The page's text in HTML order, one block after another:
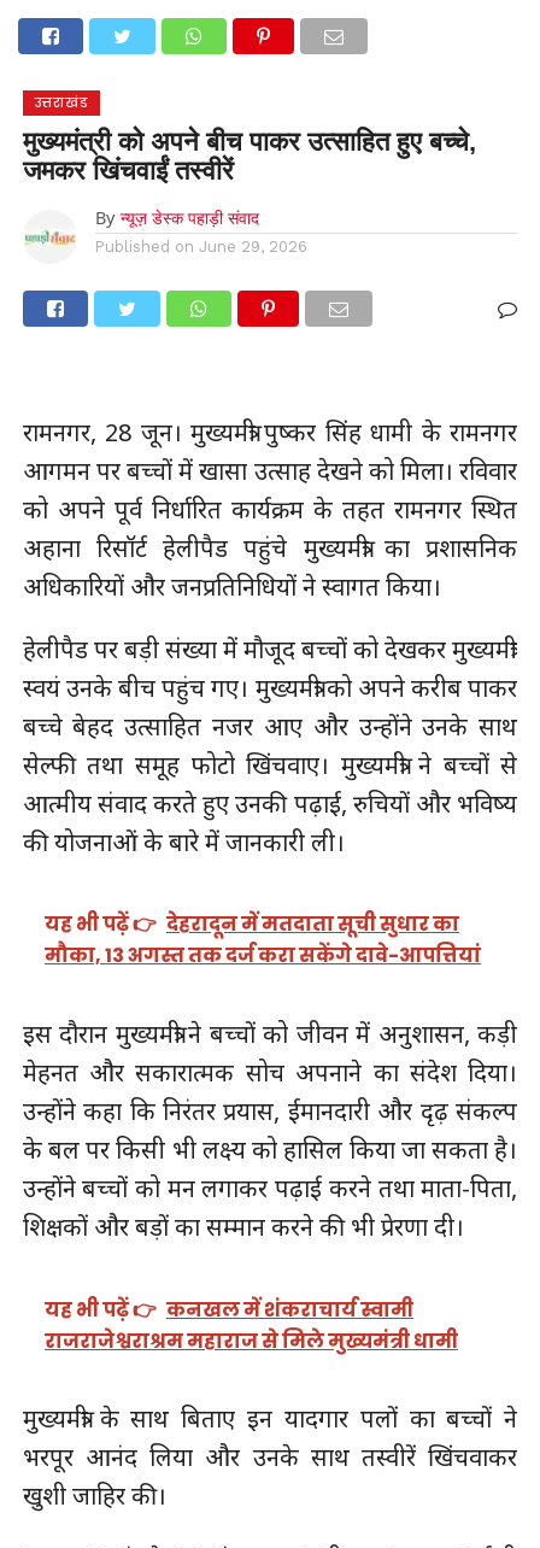
देहरादूननैनीताल
मनोरंजन
उत्तराखंड
मुख्यमंत्री को अपने बीच पाकर उत्साहित हुए बच्चे,
जमकर खिंचवाईं तस्वीरें
By न्यूज़ डेस्क पहाड़ी संवाद
Published on June 29, 2026
रामनगर, 28 जून। मुख्यमंत्री पुष्कर सिंह धामी के रामनगर
आगमन पर बच्चों में खासा उत्साह देखने को मिला। रविवार
को अपने पूर्व निर्धारित कार्यक्रम के तहत रामनगर स्थित
अहाना रिसॉर्ट हेलीपैड पहुंचे मुख्यमंत्री का प्रशासनिक
अधिकारियों और जनप्रतिनिधियों ने स्वागत किया।
हेलीपैड पर बड़ी संख्या में मौजूद बच्चों को देखकर मुख्यमंत्री
स्वयं उनके बीच पहुंच गए। मुख्यमंत्री को अपने करीब पाकर
बच्चे बेहद उत्साहित नजर आए और उन्होंने उनके साथ
सेल्फी तथा समूह फोटो खिंचवाए। मुख्यमंत्री ने बच्चों से
आत्मीय संवाद करते हुए उनकी पढ़ाई, रुचियों और भविष्य
की योजनाओं के बारे में जानकारी ली।
यह भी पढ़ें 👉 देहरादून में मतदाता सूची सुधार का
मौका, 13 अगस्त तक दर्ज करा सकेंगे दावे-आपत्तियां
इस दौरान मुख्यमंत्री ने बच्चों को जीवन में अनुशासन, कड़ी
मेहनत और सकारात्मक सोच अपनाने का संदेश दिया।
उन्होंने कहा कि निरंतर प्रयास, ईमानदारी और दृढ़ संकल्प
के बल पर किसी भी लक्ष्य को हासिल किया जा सकता है।
उन्होंने बच्चों को मन लगाकर पढ़ाई करने तथा माता-पिता,
शिक्षकों और बड़ों का सम्मान करने की भी प्रेरणा दी।
यह भी पढ़ें 👉 कनखल में शंकराचार्य स्वामी
राजराजेश्वराश्रम महाराज से मिले मुख्यमंत्री धामी
मुख्यमंत्री के साथ बिताए इन यादगार पलों का बच्चों ने
भरपूर आनंद लिया और उनके साथ तस्वीरें खिंचवाकर
खुशी जाहिर की।